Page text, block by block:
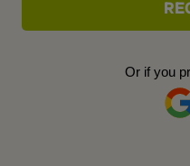
Or if you